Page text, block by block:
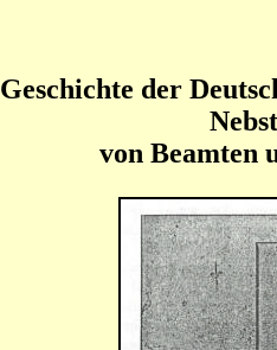
Geschichte der
von Beamten